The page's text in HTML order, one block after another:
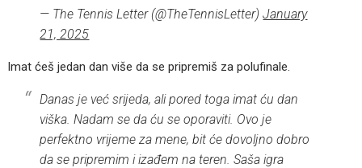
— The Tennis Letter (@TheTennisLetter)January
21, 2025
Imat ćeš jedan dan više da se pripremiš za polufinale.
Danas je već srijeda, ali pored toga imat ću dan
viška. Nadam se da ću se oporaviti. Ovo je
perfektno vrijeme za mene, bit će dovoljno dobro
da se pripremim i izađem na teren. Saša igra